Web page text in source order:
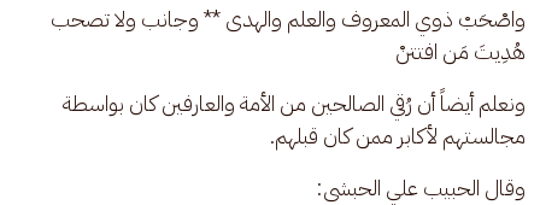
واصْحَبْ ذوي المعروف والعلم والهدى ** وجانب ولا تصحب
هُدِيتَ مَن افتتنْ
ونعلم أيضاً أن رُقي الصالحين من الأمة والعارفين كان بواسطة
مجالستهم لأكابر ممن كان قبلهم.
وقال الحبيب علي الحبشي: